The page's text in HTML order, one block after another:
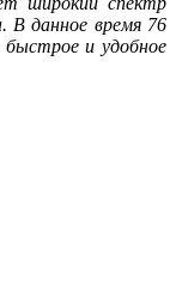
В данное время 76
быстрое и удобное